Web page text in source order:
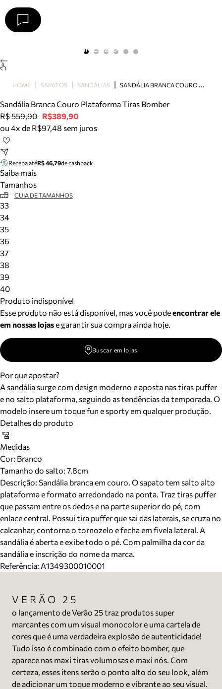
Papete
Scarpin
Mocassim
Bolsa
Tênis
Mule
Rasteira
Precisa de ajuda?
Arezzo
HOME SAPATOS SANDÁLIAS S
ANDÁLIA BRANCA COURO PLATAFORMA TIRAS BOMBER
Sandália Branca Couro Plataforma Tiras Bomber
R$ 559,90 R$389,90
ou 4x de R$97,48 sem juros
Receba atéR$ 46,79de cashback
Saiba mais
Tamanhos
GUIA DE TAMANHOS
33
34
35
36
37
38
39
40
Produto indisponível
Esse produto não está disponível, mas você podeencontrar ele
em nossas lojase garantir sua compra ainda hoje.
Buscar em lojas
Por que apostar?
A sandália surge com design moderno e aposta nas tiras puffer
e no salto plataforma, seguindo as tendências da temporada. O
modelo insere um toque fun e sporty em qualquer produção.
Detalhes do produto
Medidas
Cor: Branco
Tamanho do salto: 7.8cm
Descrição: Sandália branca em couro. O sapato tem salto alto
plataforma e formato arredondado na ponta. Traz tiras puffer
que passam entre os dedos e na parte superior do pé, com
enlace central. Possui tira puffer que sai das laterais, se cruza no
calcanhar, contorna o tornozelo e fecha em fivela lateral. A
sandália é aberta e exibe todo o pé. Com palmilha da cor da
sandália e inscrição do nome da marca.
Referência: A1349300010001
VERÃO 25
o lançamento de Verão 25 traz produtos super
marcantes com um visual monocolor e uma cartela de
cores que é uma verdadeira explosão de autenticidade!
Tudo isso é combinado com o efeito bomber, que
aparece nas maxi tiras volumosas e maxi nós. Com
certeza, esses itens serão o ponto alto do seu look, além
de adicionar um toque moderno e vibrante ao seu visual.